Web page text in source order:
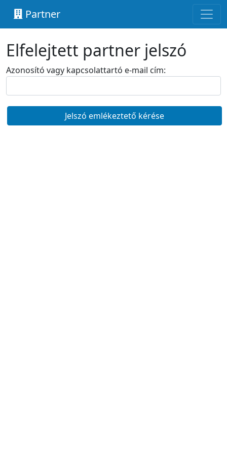
Partner
Elfelejtett partner jelszó
Azonosító vagy kapcsolattartó e-mail cím:
Jelszó emlékeztető kérése